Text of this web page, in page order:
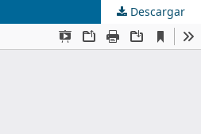
Descargar